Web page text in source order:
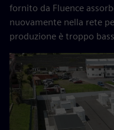
fornito da Fluence
nuovamente nella rete
produzione è troppo